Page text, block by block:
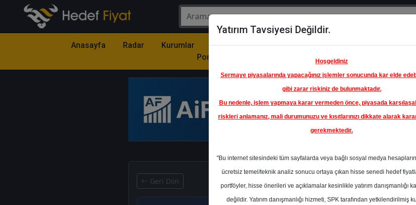
Anasayfa Radar Kurumlar
Model
Portföy
Hisse
Öne
Çıkanlar
Raporlar
Geri Dön
Yatırım Tavsiyesi Değildir.
Hoşgeldiniz
Sermaye piyasalarında yapacağınız işlemler sonucunda kar elde
gibi zarar riskiniz de bulunmaktadır.
Bu nedenle, işlem yapmaya karar vermeden önce, piyasada
riskleri anlamanız, mali durumunuzu ve kısıtlarınızı dikkate alarak
gerekmektedir.
"Bu internet sitesindeki tüm sayfalarda veya bağlı sosyal medya
ücretsiz temel/teknik analiz sonucu ortaya çıkan hisse senedi hedef
portföyler, hisse önerileri ve açıklamalar kesinlikle yatırım danışmanlığı
değildir. Yatırım danışmanlığı hizmeti, SPK tarafından yetkilendirilmiş